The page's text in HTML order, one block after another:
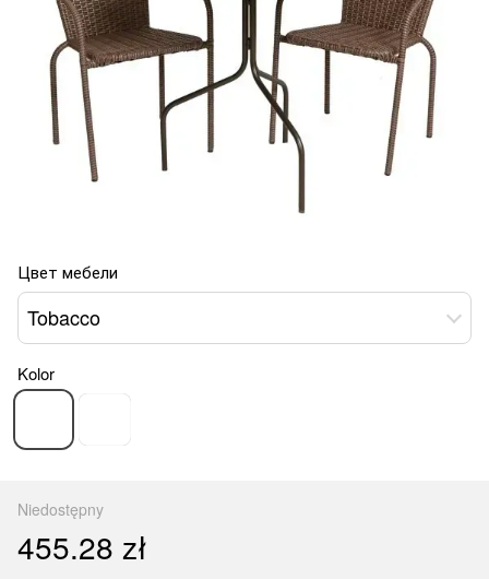
Цвет мебели
Tobacco
Kolor
Niedostępny
455.28 zł